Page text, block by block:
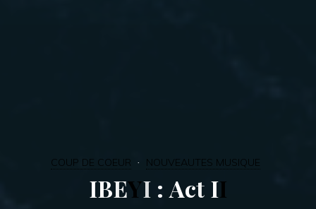
COUP DE COEUR NOUVEAUTES MUSIQUE
IBEYI : Act II